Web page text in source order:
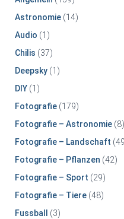
Astronomie (14)
Audio (1)
Chilis (37)
Deepsky (1)
DIY (1)
Fotografie (179)
Fotografie – Astronomie (8)
Fotografie – Landschaft
Fotografie – Pflanzen (42)
Fotografie – Sport (29)
Fotografie – Tiere (48)
Fussball
(3)